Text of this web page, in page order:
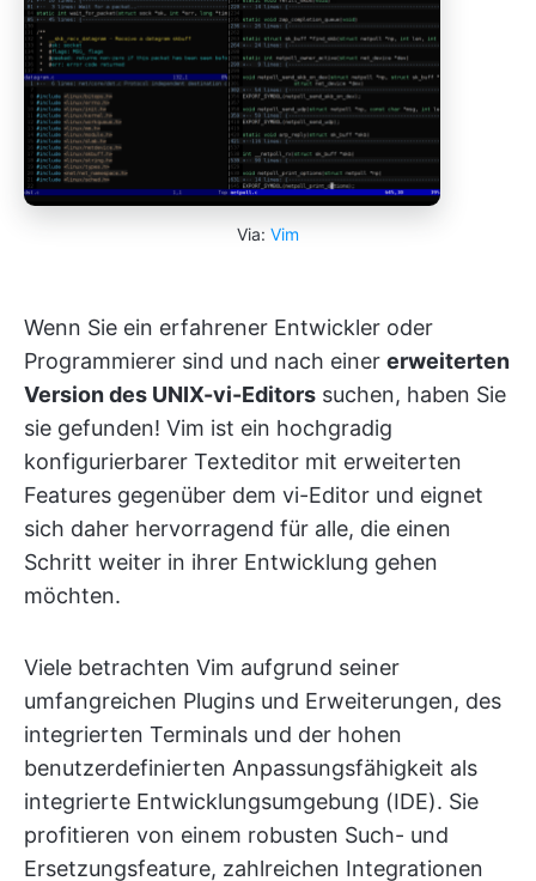
Via: Vim
Wenn Sie ein erfahrener Entwickler oder
Programmierer sind und nach einer erweiterten
Version des UNIX-vi-Editors suchen, haben Sie
sie gefunden! Vim ist ein hochgradig
konfigurierbarer Texteditor mit erweiterten
Features gegenüber dem vi-Editor und eignet
sich daher hervorragend für alle, die einen
Schritt weiter in ihrer Entwicklung gehen
möchten.
Viele betrachten Vim aufgrund seiner
umfangreichen Plugins und Erweiterungen, des
integrierten Terminals und der hohen
benutzerdefinierten Anpassungsfähigkeit als
integrierte Entwicklungsumgebung (IDE). Sie
profitieren von einem robusten Such- und
Ersetzungsfeature, zahlreichen Integrationen